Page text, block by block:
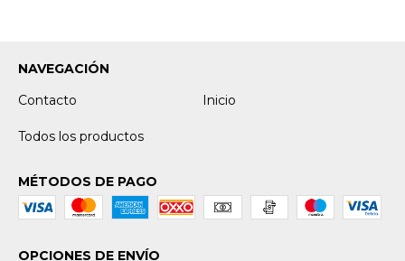
NAVEGACIÓN
Contacto
Inicio
Todos los productos
MÉTODOS DE PAGO
OPCIONES DE ENVÍO